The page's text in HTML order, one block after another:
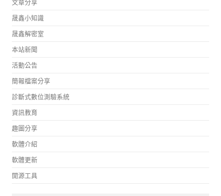
文章分享
晟鑫小知識
晟鑫解密室
本站新聞
活動公告
簡報檔案分享
診斷式數位測驗系統
資訊教育
趣圖分享
軟體介紹
軟體更新
開源工具